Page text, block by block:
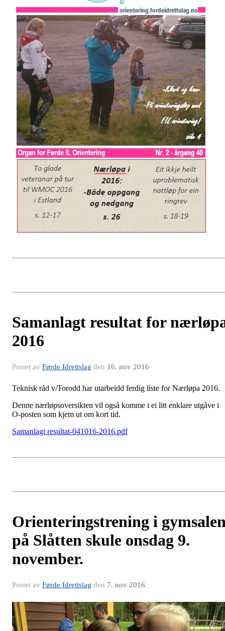
Samanlagt resultat for
2016
Postet av Førde Idrettslag den 16. nov 2016
Teknisk råd v/Torodd har utarbeidd ferdig liste for Nærløpa 2016.
Denne nærløpsoversikten vil også komme i ei litt enklare utgåve i
O-posten som kjem ut om kort tid.
Samanlagt resultat-041016-2016.pdf
Orienteringstrening i
på Slåtten skule onsdag 9.
november.
Postet av Førde Idrettslag den 7. nov 2016